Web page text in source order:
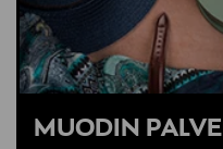
MUODIN